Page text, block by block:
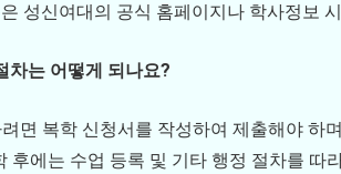
성신여대의 공식 홈페이지나 학사정보
차는 어떻게 되나요?
면 복학 신청서를 작성하여 제출해야 하
후에는 수업 등록 및 기타 행정 절차를 따